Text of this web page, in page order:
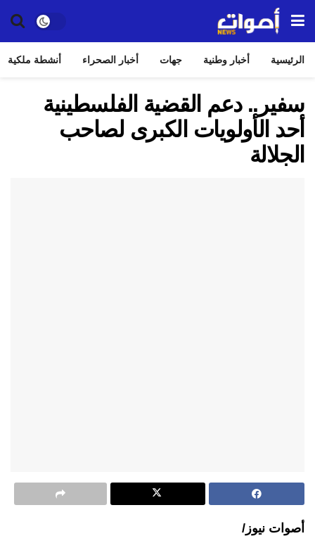
الرئيسية أخبار وطنية جهات أخبار الصحراء أنشطة ملكية
سفير.. دعم القضية الفلسطينية
أحد الأولويات الكبرى لصاحب
الجلالة
أصوات نيوز/